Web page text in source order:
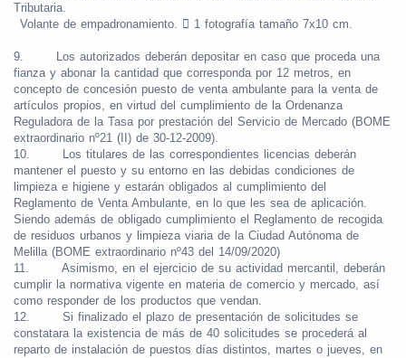
Tributaria.
Volante de empadronamiento.  1 fotografía tamaño 7x10 cm.
9.
Los autorizados deberán depositar en caso que proceda una
fianza y abonar la cantidad que corresponda por 12 metros, en
concepto de concesión puesto de venta ambulante para la venta de
artículos propios, en virtud del cumplimiento de la Ordenanza
Reguladora de la Tasa por prestación del Servicio de Mercado (BOME
extraordinario nº21 (II) de 30-12-2009).
10.
Los titulares de las correspondientes licencias deberán
mantener el puesto y su entorno en las debidas condiciones de
limpieza e higiene y estarán obligados al cumplimiento del
Reglamento de Venta Ambulante, en lo que les sea de aplicación.
Siendo además de obligado cumplimiento el Reglamento de recogida
de residuos urbanos y limpieza viaria de la Ciudad Autónoma de
Melilla (BOME extraordinario nº43 del 14/09/2020)
11.
Asimismo, en el ejercicio de su actividad mercantil, deberán
cumplir la normativa vigente en materia de comercio y mercado, así
como responder de los productos que vendan.
12.
Si finalizado el plazo de presentación de solicitudes se
constatara la existencia de más de 40 solicitudes se procederá al
reparto de instalación de puestos días distintos, martes o jueves, en